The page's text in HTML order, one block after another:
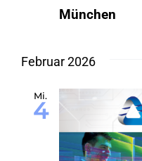
München
Februar 2026
Mi.
4